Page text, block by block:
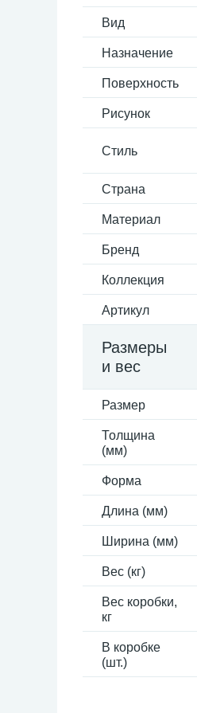
Вид
Назначение
Поверхность
Рисунок
Стиль
Страна
Материал
Бренд
Коллекция
Артикул
Размеры
и вес
Размер
Толщина
(мм)
Форма
Длина (мм)
Ширина (мм)
Вес (кг)
Вес коробки,
кг
В коробке
(шт.)